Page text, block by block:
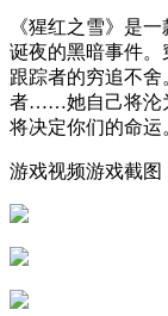
《猩红之雪》是
诞夜的黑暗事件
跟踪者的穷追不
者……她自己将沦
将决定你们的命运
游戏视频游戏截图